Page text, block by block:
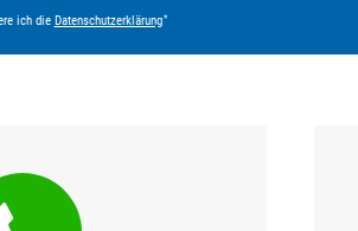
ich die Daten­schutz­erklärung*